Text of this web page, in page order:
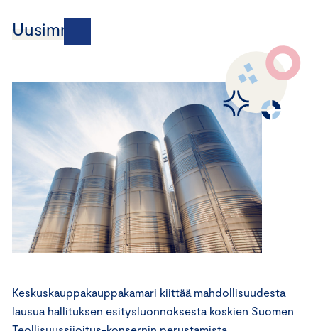
Uusimmat
Keskuskauppakauppakamari kiittää mahdollisuudesta
lausua hallituksen esitysluonnoksesta koskien Suomen